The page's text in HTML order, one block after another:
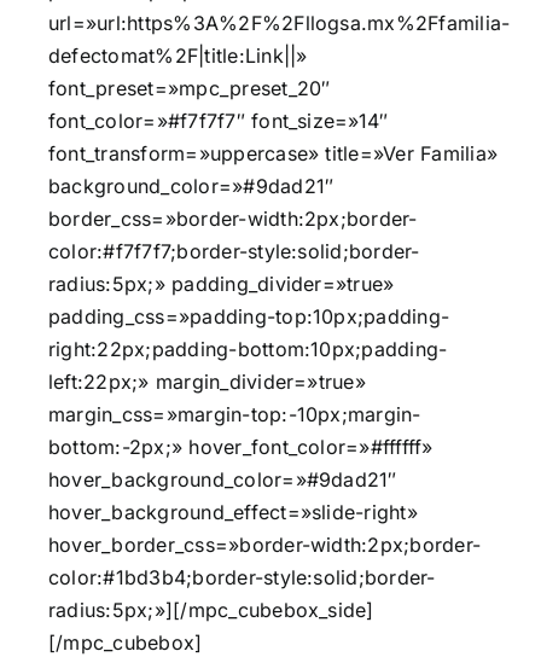
url=»url:https%3A%2F%2Fllogsa.mx%2Ffamilia-
defectomat%2F|title:Link||»
font_preset=»mpc_preset_20″
font_color=»#f7f7f7″ font_size=»14″
font_transform=»uppercase» title=»Ver Familia»
background_color=»#9dad21″
border_css=»border-width:2px;border-
color:#f7f7f7;border-style:solid;border-
radius:5px;» padding_divider=»true»
padding_css=»padding-top:10px;padding-
right:22px;padding-bottom:10px;padding-
left:22px;» margin_divider=»true»
margin_css=»margin-top:-10px;margin-
bottom:-2px;» hover_font_color=»#ffffff»
hover_background_color=»#9dad21″
hover_background_effect=»slide-right»
hover_border_css=»border-width:2px;border-
color:#1bd3b4;border-style:solid;border-
radius:5px;»][/mpc_cubebox_side]
[/mpc_cubebox]